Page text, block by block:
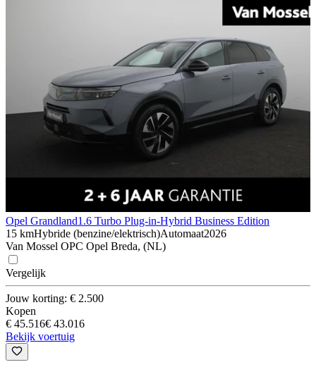
Opel Grandland1.6 Turbo Plug-in-Hybrid Business Edition
15 kmHybride (benzine/elektrisch)Automaat2026
Van Mossel OPC Opel Breda, (NL)
Vergelijk
Jouw korting: € 2.500
Kopen
€ 45.516€ 43.016
Bekijk voertuig